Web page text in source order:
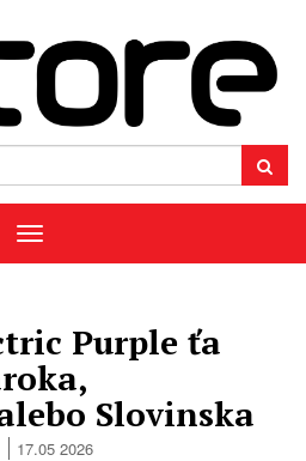
Menu
Purple ťa
Slovinska
17.05 2026